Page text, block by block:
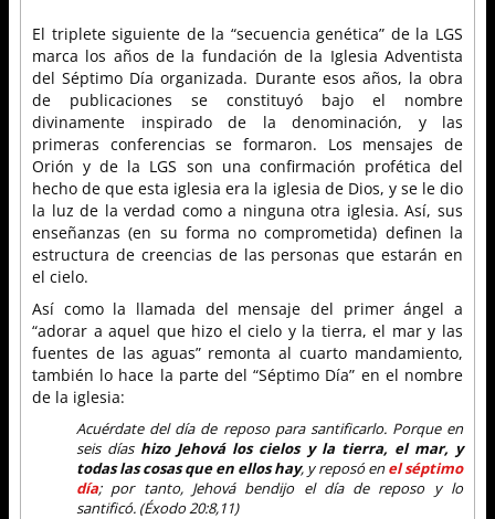
El triplete siguiente de la “secuencia genética” de la LGS
marca los años de la fundación de la Iglesia Adventista
del Séptimo Día organizada. Durante esos años, la obra
de publicaciones se constituyó bajo el nombre
divinamente inspirado de la denominación, y las
primeras conferencias se formaron. Los mensajes de
Orión y de la LGS son una confirmación profética del
hecho de que esta iglesia era la iglesia de Dios, y se le dio
la luz de la verdad como a ninguna otra iglesia. Así, sus
enseñanzas (en su forma no comprometida) definen la
estructura de creencias de las personas que estarán en
el cielo.
Así como la llamada del mensaje del primer ángel a
“adorar a aquel que hizo el cielo y la tierra, el mar y las
fuentes de las aguas” remonta al cuarto mandamiento,
también lo hace la parte del “Séptimo Día” en el nombre
de la iglesia:
Acuérdate del día de reposo para santificarlo. Porque en
seis días hizo Jehová los cielos y la tierra, el mar, y
todas las cosas que en ellos hay, y reposó enel séptimo
día; por tanto, Jehová bendijo el día de reposo y lo
santificó. (Éxodo 20:8,11)